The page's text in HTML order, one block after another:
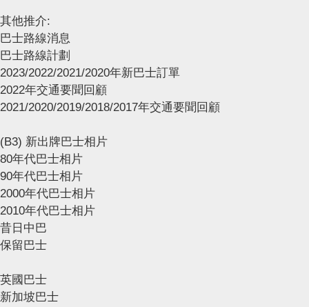
其他推介:
巴士路線消息
巴士路線計劃
2023/2022/2021/2020年新巴士訂單
2022年交通要聞回顧
2021/2020/2019/2018/2017年交通要聞回顧
(B3) 新出牌巴士相片
80年代巴士相片
90年代巴士相片
2000年代巴士相片
2010年代巴士相片
昔日中巴
保留巴士
英國巴士
新加坡巴士